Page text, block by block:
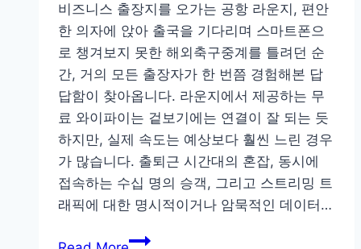
기
후,
울
면
서
쓴
해
외
축
구
비즈니스 출장지를 오가는 공항 라운지, 편안
한 의자에 앉아 출국을 기다리며 스마트폰으
로 챙겨보지 못한 해외축구중계를 틀려던 순
간, 거의 모든 출장자가 한 번쯤 경험해본 답
답함이 찾아옵니다. 라운지에서 제공하는 무
료 와이파이는 겉보기에는 연결이 잘 되는 듯
하지만, 실제 속도는 예상보다 훨씬 느린 경우
가 많습니다. 출퇴근 시간대의 혼잡, 동시에
접속하는 수십 명의 승객, 그리고 스트리밍 트
래픽에 대한 명시적이거나 암묵적인 데이터…
출